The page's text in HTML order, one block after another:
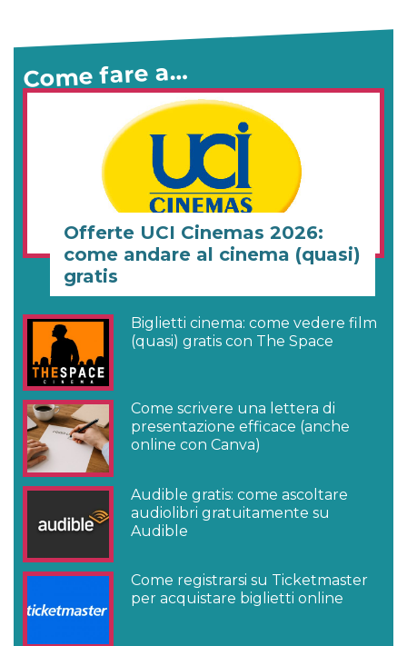
Come fare a…
Offerte UCI Cinemas 2026:
come andare al cinema (quasi)
gratis
Biglietti cinema: come vedere film
(quasi) gratis con The Space
Come scrivere una lettera di
presentazione efficace (anche
online con Canva)
Audible gratis: come ascoltare
audiolibri gratuitamente su
Audible
Come registrarsi su Ticketmaster
per acquistare biglietti online